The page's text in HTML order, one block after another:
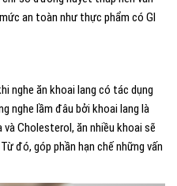
an toàn như thực phẩm có GI
nghe ăn khoai lang có tác dụng
nghe lầm đâu bởi khoai lang là
Cholesterol, ăn nhiều khoai sẽ
đó, góp phần hạn chế những vấn